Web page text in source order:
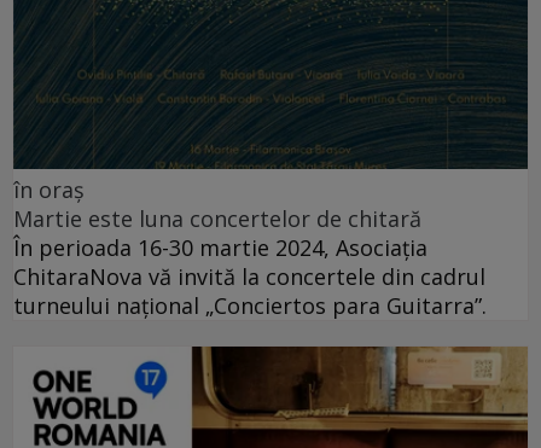
în oraș
Martie este luna concertelor de chitară
În perioada 16-30 martie 2024, Asociația
ChitaraNova vă invită la concertele din cadrul
turneului național „Conciertos para Guitarra”.